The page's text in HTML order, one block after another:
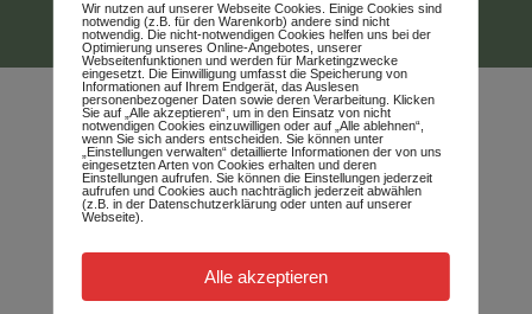
© 2026 - Peggy Schmah
Wir nutzen auf unserer Webseite Cookies. Einige Cookies sind
notwendig (z.B. für den Warenkorb) andere sind nicht
notwendig. Die nicht-notwendigen Cookies helfen uns bei der
Optimierung unseres Online-Angebotes, unserer
Webseitenfunktionen und werden für Marketingzwecke
eingesetzt. Die Einwilligung umfasst die Speicherung von
Informationen auf Ihrem Endgerät, das Auslesen
personenbezogener Daten sowie deren Verarbeitung. Klicken
Sie auf „Alle akzeptieren“, um in den Einsatz von nicht
notwendigen Cookies einzuwilligen oder auf „Alle ablehnen“,
wenn Sie sich anders entscheiden. Sie können unter
„Einstellungen verwalten“ detaillierte Informationen der von uns
eingesetzten Arten von Cookies erhalten und deren
Einstellungen aufrufen. Sie können die Einstellungen jederzeit
aufrufen und Cookies auch nachträglich jederzeit abwählen
(z.B. in der Datenschutzerklärung oder unten auf unserer
Webseite).
Alle akzeptieren